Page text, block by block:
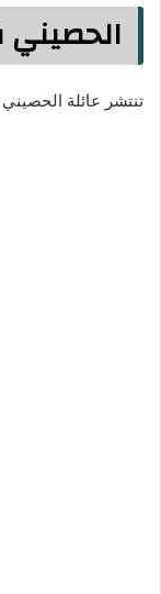
تنتشر عائلة